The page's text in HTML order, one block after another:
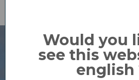
Would you
see this
english